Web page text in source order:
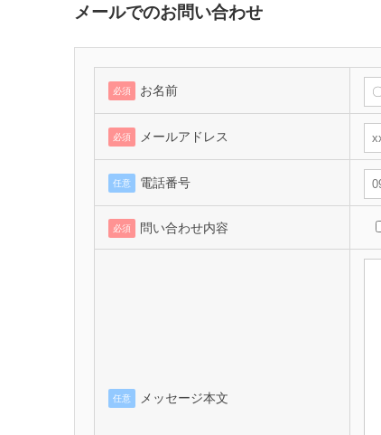
メールでのお問い合わせ
必須 お名前
必須 メールアドレス
任意 電話番号
必須 問い合わせ内容
任意 メッセージ本文